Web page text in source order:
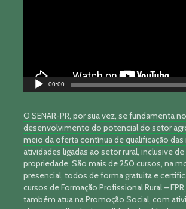
00:00
O SENAR-PR, por sua vez, se fundamenta no
desenvolvimento do potencial do setor
meio da oferta contínua de qualificação das
atividades ligadas ao setor rural, inclusive
propriedade. São mais de 250 cursos, na
presencial, todos de forma gratuita e
cursos de Formação Profissional Rural –
também atua na Promoção Social, com